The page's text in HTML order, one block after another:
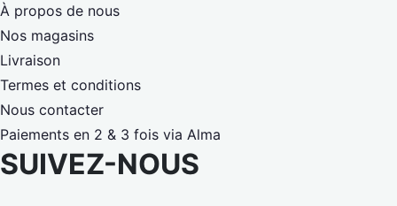
À propos de nous
Nos magasins
Livraison
Termes et conditions
Nous contacter
Paiements en 2 & 3 fois via Alma
SUIVEZ-NOUS